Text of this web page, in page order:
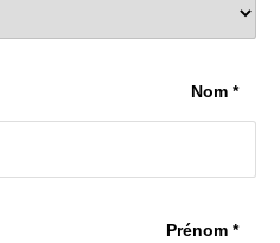
Nom *
Prénom *